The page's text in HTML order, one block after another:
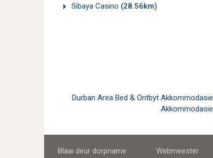
Sibaya Casino (28.56km)
Durban Area Bed & Ontbyt Akkommodasie
Akkommodasie
Blaai deur dorpname
Webmeester